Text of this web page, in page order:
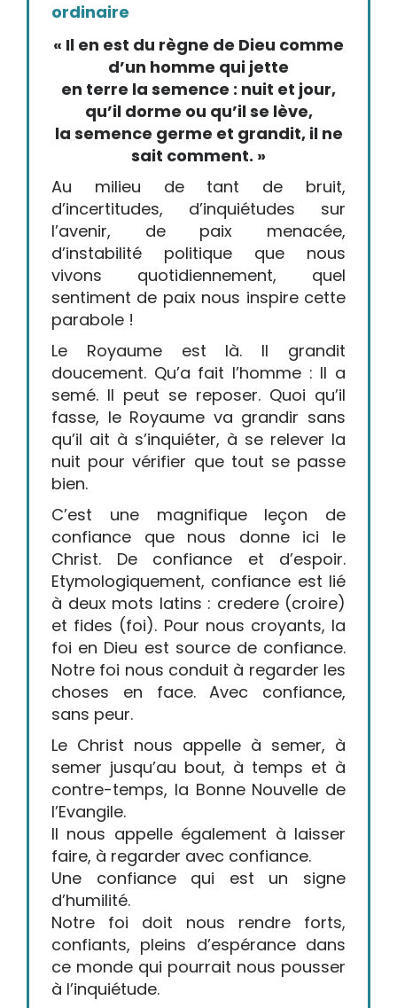
ordinaire
« Il en est du règne de Dieu comme
d’un homme qui jette
en terre la semence : nuit et jour,
qu’il dorme ou qu’il se lève,
la semence germe et grandit, il ne
sait comment. »
Au milieu de tant de bruit,
d’incertitudes, d’inquiétudes sur
l’avenir, de paix menacée,
d’instabilité politique que nous
vivons quotidiennement, quel
sentiment de paix nous inspire cette
parabole !
Le Royaume est là. Il grandit
doucement. Qu’a fait l’homme : Il a
semé. Il peut se reposer. Quoi qu’il
fasse, le Royaume va grandir sans
qu’il ait à s’inquiéter, à se relever la
nuit pour vérifier que tout se passe
bien.
C’est une magnifique leçon de
confiance que nous donne ici le
Christ. De confiance et d’espoir.
Etymologiquement, confiance est lié
à deux mots latins : credere (croire)
et fides (foi). Pour nous croyants, la
foi en Dieu est source de confiance.
Notre foi nous conduit à regarder les
choses en face. Avec confiance,
sans peur.
Le Christ nous appelle à semer, à
semer jusqu’au bout, à temps et à
contre-temps, la Bonne Nouvelle de
l’Evangile.
Il nous appelle également à laisser
faire, à regarder avec confiance.
Une confiance qui est un signe
d’humilité.
Notre foi doit nous rendre forts,
confiants, pleins d’espérance dans
ce monde qui pourrait nous pousser
à l’inquiétude.